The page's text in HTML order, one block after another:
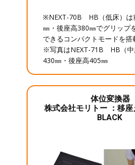
※NEXT-70B HB（低床）は
㎜・後座高380㎜でグリップ
できるコンパクトモードを搭
※写真はNEXT-71B HB（中
430㎜・後座高405㎜
体位変換器
株式会社モリトー ：移座
BLACK